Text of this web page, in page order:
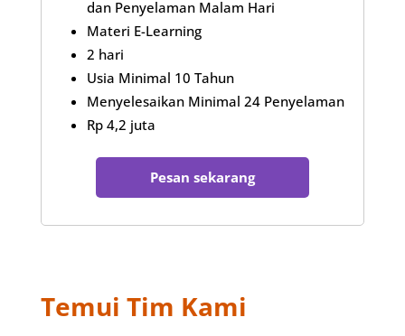
dan Penyelaman Malam Hari
Materi E-Learning
2 hari
Usia Minimal 10 Tahun
Menyelesaikan Minimal 24 Penyelaman
Rp 4,2 juta
Pesan sekarang
Temui Tim Kami